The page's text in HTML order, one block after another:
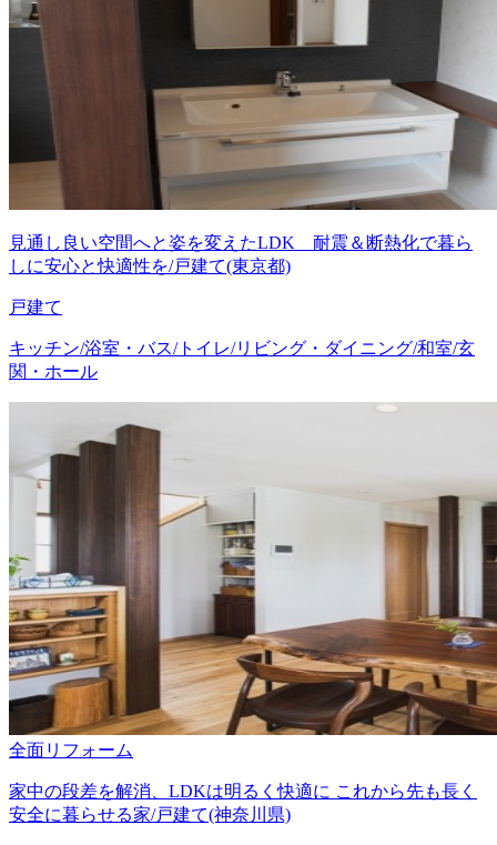
見通し良い空間へと姿を変えたLDK 耐震＆断熱化で暮ら
しに安心と快適性を/戸建て(東京都)
戸建て
キッチン/浴室・バス/トイレ/リビング・ダイニング/和室/玄
関・ホール
全面リフォーム
家中の段差を解消、LDKは明るく快適に これから先も長く
安全に暮らせる家/戸建て(神奈川県)